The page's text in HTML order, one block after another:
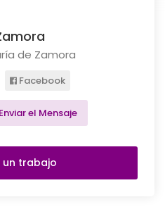
de Zamora
Facebook
el Mensaje
un trabajo